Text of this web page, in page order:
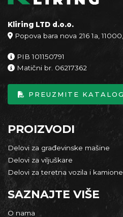
Kliring LTD d.o.o.
Popova bara nova 216 1a,
PIB 101150791
Matični br. 06217362
PREUZMITE KATALOG
PROIZVODI
Delovi za građevinske mašine
Delovi za viljuškare
Delovi za teretna vozila i kamione
SAZNAJTE VIŠE
O nama